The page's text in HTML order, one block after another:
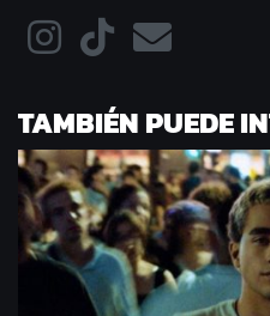
TAMBIÉN PUEDE